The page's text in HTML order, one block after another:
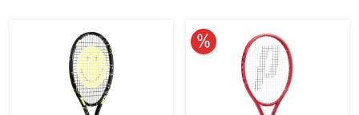
10% reduziert